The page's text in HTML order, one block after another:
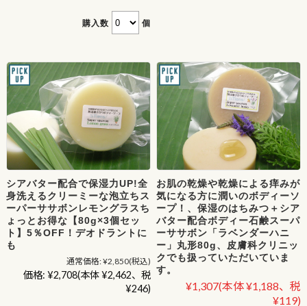
購入数 個
シアバター配合で保湿力UP!全
身洗えるクリーミーな泡立ちス
ーパーササボンレモングラスち
ょっとお得な【80g×3個セッ
ト】5％OFF！デオドラントに
も
通常価格:¥2,850(税込)
価格: ¥2,708(本体 ¥2,462、税
¥246)
お肌の乾燥や乾燥による痒みが
気になる方に潤いのボディーソ
ープ！、保湿のはちみつ＋シア
バター配合ボディー石鹸スーパ
ーササボン「ラベンダーハニ
ー」丸形80g、皮膚科クリニッ
クでも扱っていただいていま
す。
¥1,307(本体 ¥1,188、税
¥119)